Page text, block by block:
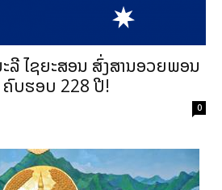
ລີ ໄຊຍະສອນ ສົ່ງສານອວຍພອນ
ຄົບຮອບ 228 ປີ!
0